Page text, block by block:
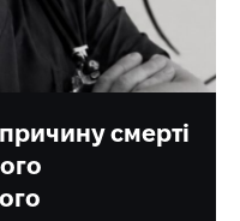
смерті